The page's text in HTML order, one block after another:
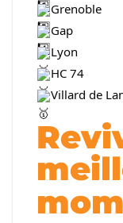
Grenoble
Gap
Lyon
HC 74
Villard de